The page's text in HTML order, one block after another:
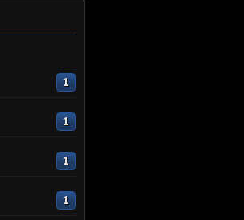
1
1
1
1